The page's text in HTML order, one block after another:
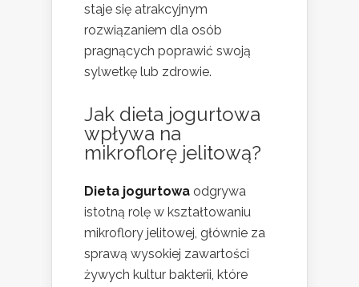
staje się atrakcyjnym
rozwiązaniem dla osób
pragnących poprawić swoją
sylwetkę lub zdrowie.
Jak dieta jogurtowa
wpływa na
mikroflorę jelitową?
Dieta jogurtowa odgrywa
istotną rolę w kształtowaniu
mikroflory jelitowej, głównie za
sprawą wysokiej zawartości
żywych kultur bakterii, które